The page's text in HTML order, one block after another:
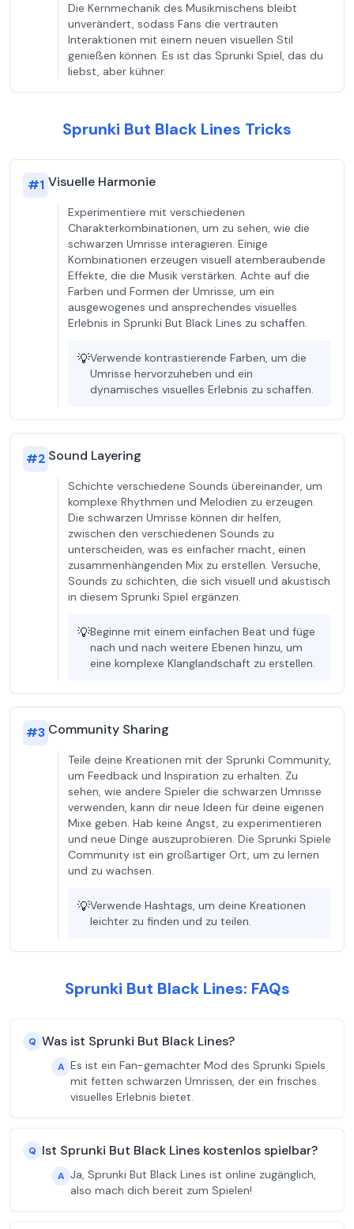
Die Kernmechanik des Musikmischens bleibt
unverändert, sodass Fans die vertrauten
Interaktionen mit einem neuen visuellen Stil
genießen können. Es ist das Sprunki Spiel, das du
liebst, aber kühner.
Sprunki But Black Lines Tricks
#1 Visuelle Harmonie
Experimentiere mit verschiedenen
Charakterkombinationen, um zu sehen, wie die
schwarzen Umrisse interagieren. Einige
Kombinationen erzeugen visuell atemberaubende
Effekte, die die Musik verstärken. Achte auf die
Farben und Formen der Umrisse, um ein
ausgewogenes und ansprechendes visuelles
Erlebnis in Sprunki But Black Lines zu schaffen.
💡Verwende kontrastierende Farben, um die
Umrisse hervorzuheben und ein
dynamisches visuelles Erlebnis zu schaffen.
#2 Sound Layering
Schichte verschiedene Sounds übereinander, um
komplexe Rhythmen und Melodien zu erzeugen.
Die schwarzen Umrisse können dir helfen,
zwischen den verschiedenen Sounds zu
unterscheiden, was es einfacher macht, einen
zusammenhängenden Mix zu erstellen. Versuche,
Sounds zu schichten, die sich visuell und akustisch
in diesem Sprunki Spiel ergänzen.
💡Beginne mit einem einfachen Beat und füge
nach und nach weitere Ebenen hinzu, um
eine komplexe Klanglandschaft zu erstellen.
#3 Community Sharing
Teile deine Kreationen mit der Sprunki Community,
um Feedback und Inspiration zu erhalten. Zu
sehen, wie andere Spieler die schwarzen Umrisse
verwenden, kann dir neue Ideen für deine eigenen
Mixe geben. Hab keine Angst, zu experimentieren
und neue Dinge auszuprobieren. Die Sprunki Spiele
Community ist ein großartiger Ort, um zu lernen
und zu wachsen.
💡Verwende Hashtags, um deine Kreationen
leichter zu finden und zu teilen.
Sprunki But Black Lines: FAQs
Q Was ist Sprunki But Black Lines?
A Es ist ein Fan-gemachter Mod des Sprunki Spiels
mit fetten schwarzen Umrissen, der ein frisches
visuelles Erlebnis bietet.
Q Ist Sprunki But Black Lines kostenlos spielbar?
A Ja, Sprunki But Black Lines ist online zugänglich,
also mach dich bereit zum Spielen!